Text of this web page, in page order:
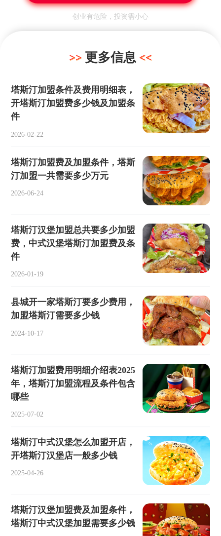
创业有危险，投资需小心
更多信息
塔斯汀加盟条件及费用明细表，
开塔斯汀加盟费多少钱及加盟条
件
2026-02-22
塔斯汀加盟费及加盟条件，塔斯
汀加盟一共需要多少万元
2026-06-24
塔斯汀汉堡加盟总共要多少加盟
费，中式汉堡塔斯汀加盟费及条
件
2026-01-19
县城开一家塔斯汀要多少费用，
加盟塔斯汀需要多少钱
2024-10-17
塔斯汀加盟费用明细介绍表2025
年，塔斯汀加盟流程及条件包含
哪些
2025-07-02
塔斯汀中式汉堡怎么加盟开店，
开塔斯汀汉堡店一般多少钱
2025-04-26
塔斯汀汉堡加盟费及加盟条件，
塔斯汀中式汉堡加盟需要多少钱